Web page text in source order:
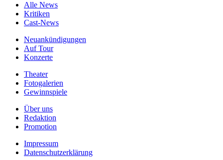
Alle News
Kritiken
Cast-News
Neuankündigungen
Auf Tour
Konzerte
Theater
Fotogalerien
Gewinnspiele
Über uns
Redaktion
Promotion
Impressum
Datenschutzerklärung